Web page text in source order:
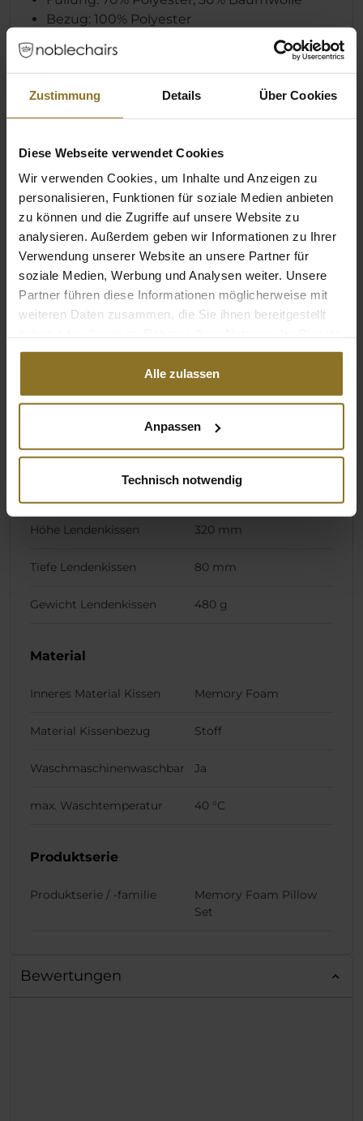
Zustimmung Details Über Cookies
Diese Webseite verwendet Cookies
Wir verwenden Cookies, um Inhalte und Anzeigen zu
personalisieren, Funktionen für soziale Medien anbieten
zu können und die Zugriffe auf unsere Website zu
analysieren. Außerdem geben wir Informationen zu Ihrer
Verwendung unserer Website an unsere Partner für
soziale Medien, Werbung und Analysen weiter. Unsere
Partner führen diese Informationen möglicherweise mit
weiteren Daten zusammen, die Sie ihnen bereitgestellt
gesammelt haben.
Alle zulassen
Anpassen
Technisch notwendig
Bezug: 100% Polyester
Farbe
Sekundärfarbe Rot, Weiß
Design
Bethesda, Doom,
Gaming
Hauptfarbe Kissennähte Weiß
190 mm
Gewicht Nackenkissen 272 g
Höhe Lendenkissen 320 mm
Tiefe Lendenkissen 80 mm
Gewicht Lendenkissen 480 g
Material
Inneres Material Kissen Memory Foam
Material Kissenbezug Stoff
Waschmaschinenwaschbar Ja
max. Waschtemperatur 40 °C
Produktserie
Produktserie / -familie
Memory Foam Pillow
Set
Bewertungen